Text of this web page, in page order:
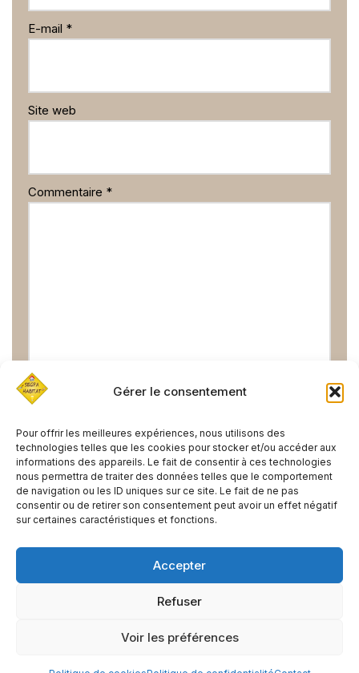
Gérer le consentement
Pour offrir les meilleures expériences, nous utilisons des
technologies telles que les cookies pour stocker et/ou accéder aux
informations des appareils. Le fait de consentir à ces technologies
nous permettra de traiter des données telles que le comportement
de navigation ou les ID uniques sur ce site. Le fait de ne pas
consentir ou de retirer son consentement peut avoir un effet négatif
sur certaines caractéristiques et fonctions.
Accepter
Refuser
Voir les préférences
E-mail *
Site web
Commentaire *
PRÉCÉDENT
FICHE METIER METALLIER
SUIVANT